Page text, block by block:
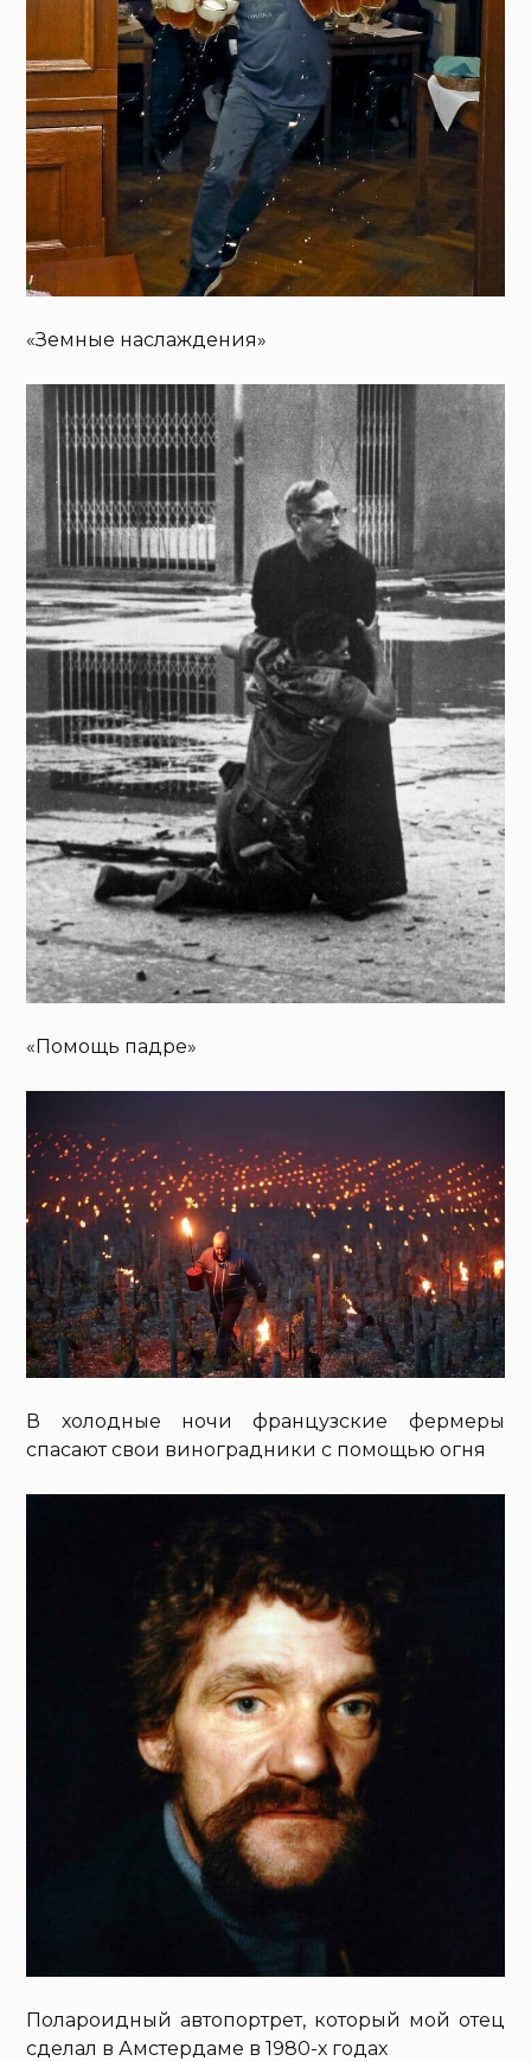
«Земные наслаждения»
«Помощь падре»
В холодные ночи французские фермеры
спасают свои виноградники с помощью огня
Полароидный автопортрет, который мой отец
сделал в Амстердаме в 1980-х годах